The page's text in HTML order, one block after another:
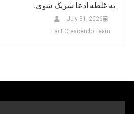
په غلطه ادعا شریک شوي.
July 31, 2026
Fact Crescendo Team